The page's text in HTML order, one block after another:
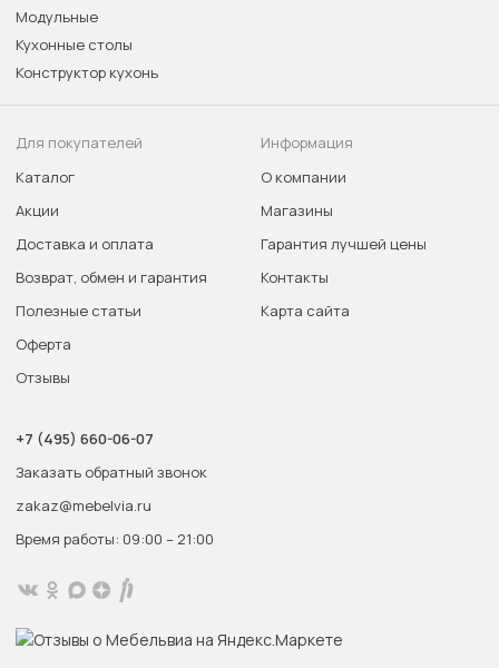
Модульные
Кухонные столы
Конструктор кухонь
Для покупателей
Каталог
Акции
Доставка и оплата
Возврат, обмен и гарантия
Полезные статьи
Оферта
Отзывы
Информация
О компании
Магазины
Гарантия лучшей цены
Контакты
Карта сайта
+7 (495) 660-06-07
Заказать обратный звонок
zakaz@mebelvia.ru
Время работы: 09:00 – 21:00